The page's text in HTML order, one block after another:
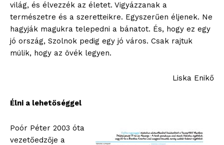
világ, és élvezzék az életet. Vigyázzanak a
természetre és a szeretteikre. Egyszerűen éljenek. Ne
hagyják magukra telepedni a bánatot. És, hogy ez egy
jó ország, Szolnok pedig egy jó város. Csak rajtuk
múlik, hogy az övék legyen.
Liska Enikő
Élni a lehetőséggel
Poór Péter 2003 óta
vezetőedzője a